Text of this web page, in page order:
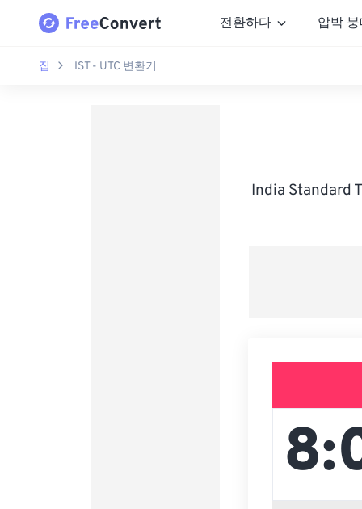
전환하다 압박 붕
집 IST - UTC 변환기
India Standard